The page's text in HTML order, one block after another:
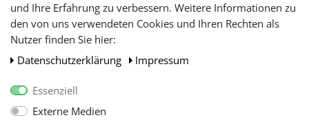
und Ihre Erfahrung zu verbessern. Weitere Informationen zu
den von uns verwendeten Cookies und Ihren Rechten als
Nutzer finden Sie hier:
Daten­schutz­erklärung
Impressum
Essenziell
Externe Medien
WIR AKZEPTIEREN